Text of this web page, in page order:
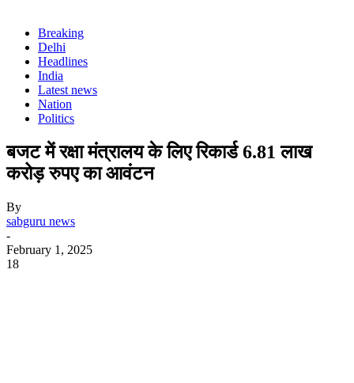
Breaking
Delhi
Headlines
India
Latest news
Nation
Politics
बजट में रक्षा मंत्रालय के लिए रिकार्ड 6.81 लाख
करोड़ रुपए का आवंटन
By
sabguru news
-
February 1, 2025
18